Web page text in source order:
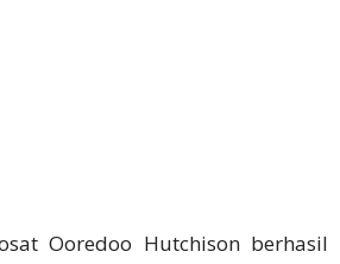
Ooredoo Hutchison berhasil